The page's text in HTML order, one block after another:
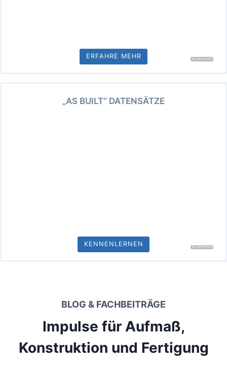
ERFAHRE MEHR
„AS BUILT“ DATENSÄTZE
KENNENLERNEN
BLOG & FACHBEITRÄGE
Impulse für Aufmaß,
Konstruktion und Fertigung